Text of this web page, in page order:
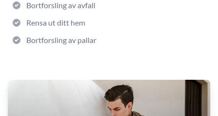
Bortforsling av avfall
Rensa ut ditt hem
Bortforsling av pallar